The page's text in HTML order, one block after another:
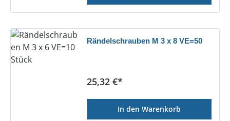
Rändelschrauben M 3 x 8 VE=50
Regulärer Preis:
25,32 €*
In den Warenkorb